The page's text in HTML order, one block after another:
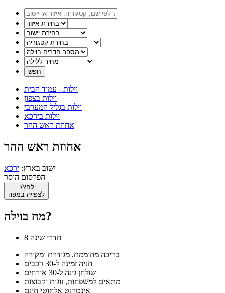
וילות - עמוד הבית
וילות בצפון
וילות בגליל המערבי
וילות בירכא
אחוזת ראש ההר
אחוזת ראש ההר
ישוב בארץ: ירכא
הפרסום הוסר
לחץ/י
לצפייה במפה
מה בוילה?
8 חדרי שינה
בריכה מחוממת, מגודרת ומקורה
חניה זמינה ל-30 רכבים
שולחן גינה ל-30 אורחים
מתאים למשפחות, זוגות וקבוצות
אינטרנט אלחוטי חינם